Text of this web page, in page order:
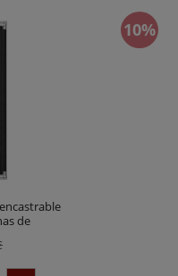
10%
de